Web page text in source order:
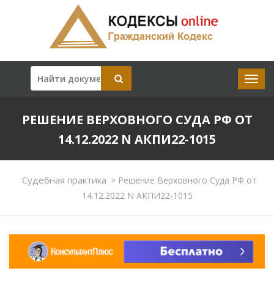
РЕШЕНИЕ ВЕРХОВНОГО СУДА РФ ОТ
14.12.2022 N АКПИ22-1015
Судебная практика >Решение Верховного Суда РФ от
14.12.2022 N АКПИ22-1015